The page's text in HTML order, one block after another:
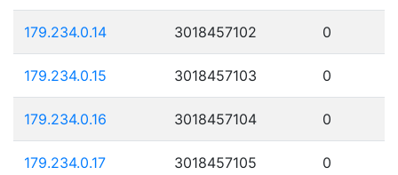
179.234.0.14 3018457102 0
179.234.0.15 3018457103 0
179.234.0.16 3018457104 0
179.234.0.17 3018457105 0